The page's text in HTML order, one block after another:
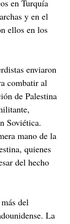
en Turquía
y en el
ellos en los
enviaron
combatir al
de Palestina
Soviética.
mano de la
quienes
del hecho
del
La